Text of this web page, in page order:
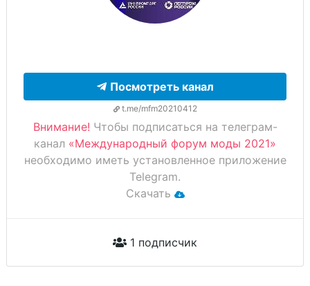
Посмотреть канал
t.me/mfm20210412
Внимание! Чтобы подписаться на телеграм-
канал «Международный форум моды 2021»
необходимо иметь установленное приложение
Telegram.
Скачать
1 подписчик